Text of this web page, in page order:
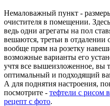
Немаловажный пункт -
очистителя в помещении.
ведь одни агрегаты на пол
вешаются, третьи в отдалении
вообще прям на розетку
возможные варианты его
учтя все вышеизложенное, вы
оптимальный и подходящий
А для поднятия настроения,
посмотрите - тефтели с рисом
рецепт с фото.